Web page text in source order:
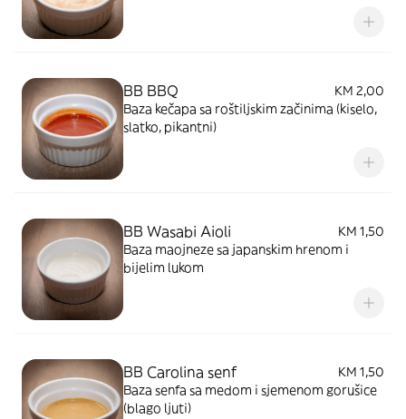
BB BBQ
KM 2,00
Baza kečapa sa roštiljskim začinima (kiselo,
slatko, pikantni)
BB Wasabi Aioli
KM 1,50
Baza maojneze sa japanskim hrenom i
bijelim lukom
BB Carolina senf
KM 1,50
Baza senfa sa medom i sjemenom gorušice
(blago ljuti)